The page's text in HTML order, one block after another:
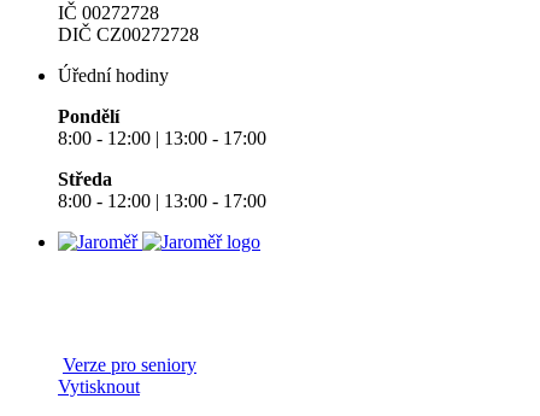
IČ 00272728
DIČ CZ00272728
Úřední hodiny
Pondělí
8:00 - 12:00 | 13:00 - 17:00
Středa
8:00 - 12:00 | 13:00 - 17:00
Verze pro seniory
Vytisknout